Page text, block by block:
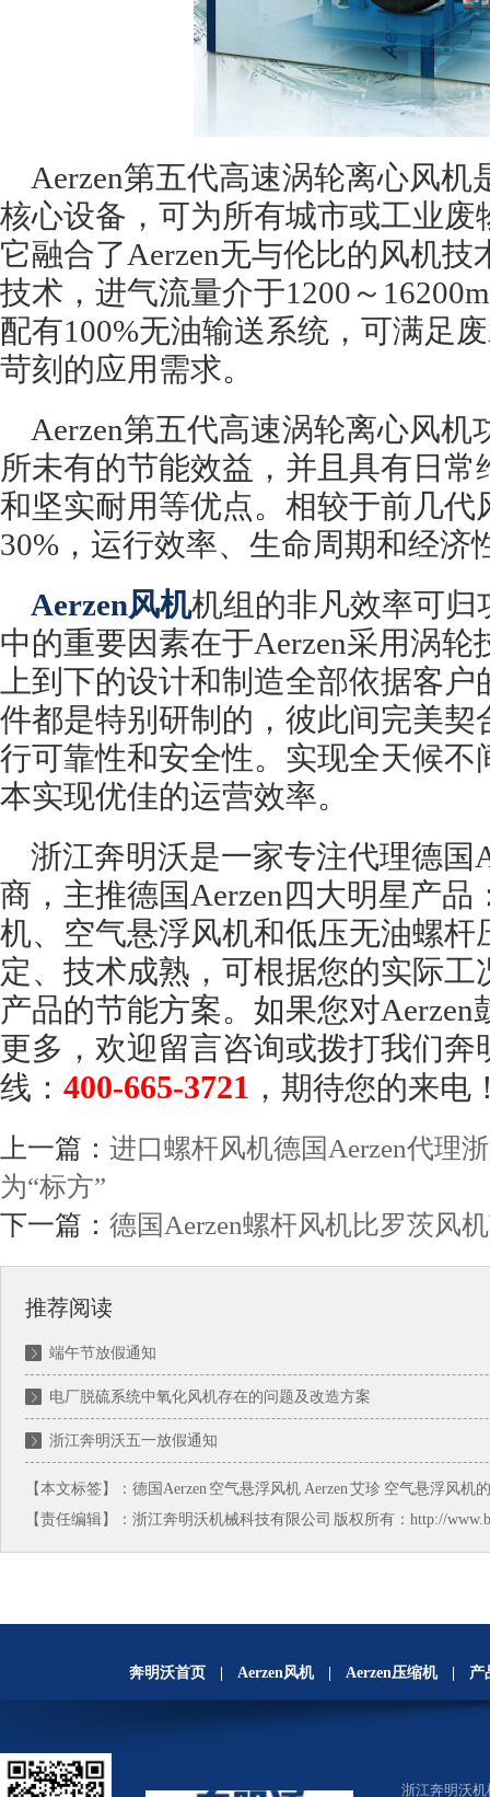
Aerzen第五代高速涡轮离心风
核心设备，可为所有城市或工业废
它融合了Aerzen无与伦比的风机
技术，进气流量介于1200～
配有100%无油输送系统，可满足
苛刻的应用需求。
Aerzen第五代高速涡轮离心风
所未有的节能效益，并且具有日
和坚实耐用等优点。相较于前几代
30%，运行效率、生命周期和经济
Aerzen风机机组的非凡效率可归
中的重要因素在于Aerzen采用涡
上到下的设计和制造全部依据客
件都是特别研制的，彼此间完美契
行可靠性和安全性。实现全天候不
本实现优佳的运营效率。
浙江奔明沃是一家专注代理德国
商，主推德国Aerzen四大明星产品
机、空气悬浮风机和低压无油螺杆
定、技术成熟，可根据您的实际
产品的节能方案。如果您对
更多，欢迎留言咨询或拨打我们奔
线： 400-665-3721 ，期待您的来电
上一篇： 进口螺杆风机德国Aerzen代理
为“标方”
下一篇： 德国Aerzen螺杆风机比罗茨风
推荐阅读
端午节放假通知
电厂脱硫系统中氧化风机存在的问题及改造方案
浙江奔明沃五一放假通知
【本文标签】： 德国Aerzen 空气悬浮风机 Aerzen艾珍 空气悬浮风机
【责任编辑】： 浙江奔明沃机械科技有限公司 版权所有：http://
奔明沃首页 Aerzen风机 Aerzen压缩机 产
浙江奔明沃